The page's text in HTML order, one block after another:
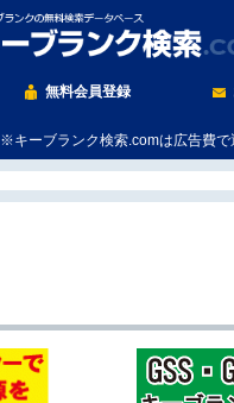
無料会員登録
※キーブランク検索.comは広告費で